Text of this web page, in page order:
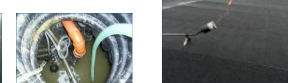
kranbil kan
privatpersoner, företag
och entrepren&...